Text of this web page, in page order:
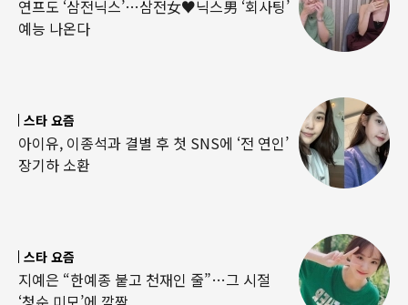
연프도 ‘삼전닉스’…삼전女♥닉스男 ‘회사팅’
예능 나온다
스타 요즘
아이유, 이종석과 결별 후 첫 SNS에 ‘전 연인’
장기하 소환
스타 요즘
지예은 “한예종 붙고 천재인 줄”…그 시절